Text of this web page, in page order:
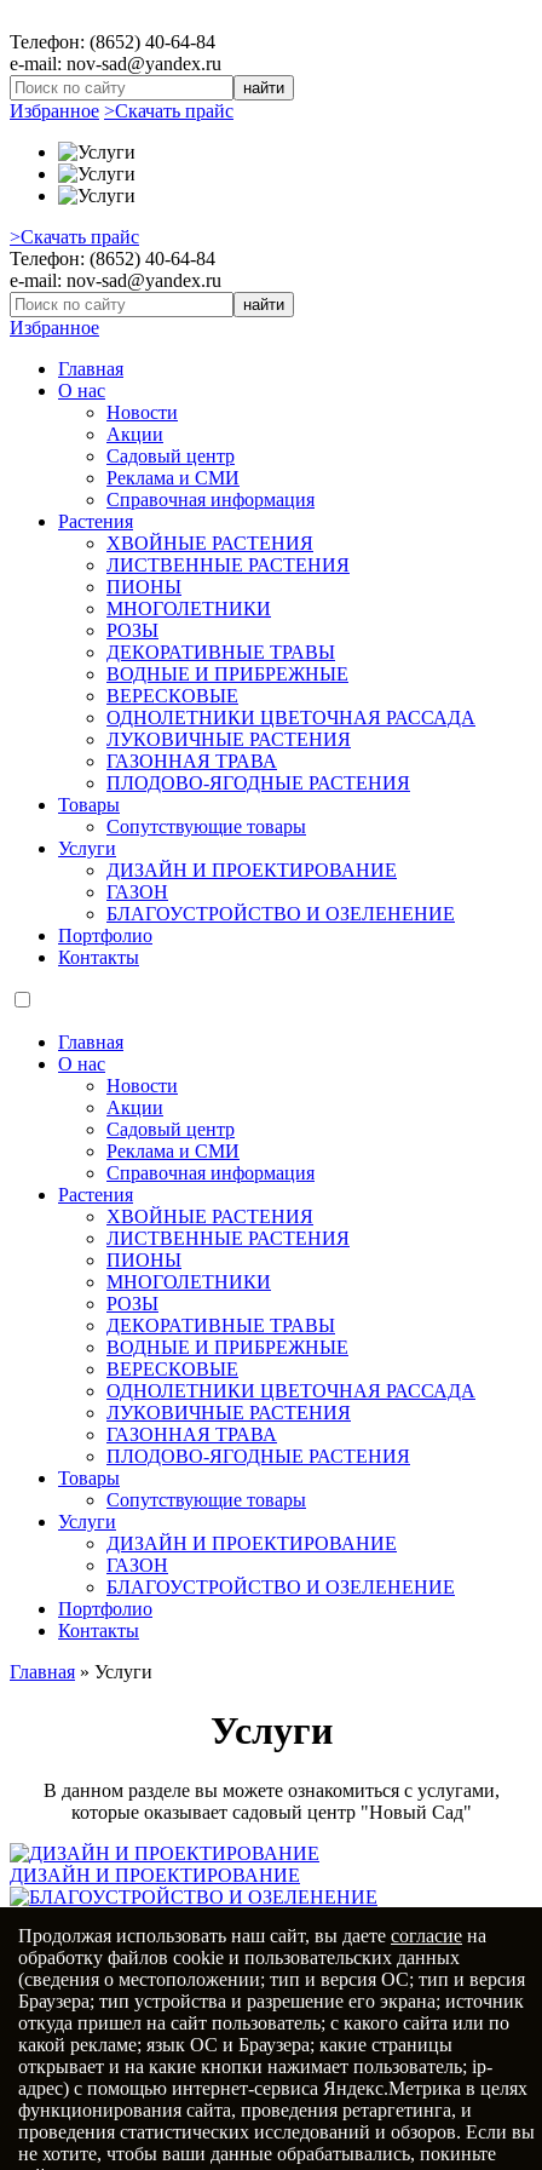
Телефон: (8652) 40-64-84
e-mail: nov-sad@yandex.ru
найти
Избранное >Скачать прайс
>Скачать прайс
Телефон: (8652) 40-64-84
e-mail: nov-sad@yandex.ru
найти
Избранное
Главная
О нас
Новости
Акции
Садовый центр
Реклама и СМИ
Справочная информация
Растения
ХВОЙНЫЕ РАСТЕНИЯ
ЛИСТВЕННЫЕ РАСТЕНИЯ
ПИОНЫ
МНОГОЛЕТНИКИ
РОЗЫ
ДЕКОРАТИВНЫЕ ТРАВЫ
ВОДНЫЕ И ПРИБРЕЖНЫЕ
ВЕРЕСКОВЫЕ
ОДНОЛЕТНИКИ ЦВЕТОЧНАЯ РАССАДА
ЛУКОВИЧНЫЕ РАСТЕНИЯ
ГАЗОННАЯ ТРАВА
ПЛОДОВО-ЯГОДНЫЕ РАСТЕНИЯ
Товары
Сопутствующие товары
Услуги
ДИЗАЙН И ПРОЕКТИРОВАНИЕ
ГАЗОН
БЛАГОУСТРОЙСТВО И ОЗЕЛЕНЕНИЕ
Портфолио
Контакты
Главная
О нас
Новости
Акции
Садовый центр
Реклама и СМИ
Справочная информация
Растения
ХВОЙНЫЕ РАСТЕНИЯ
ЛИСТВЕННЫЕ РАСТЕНИЯ
ПИОНЫ
МНОГОЛЕТНИКИ
РОЗЫ
ДЕКОРАТИВНЫЕ ТРАВЫ
ВОДНЫЕ И ПРИБРЕЖНЫЕ
ВЕРЕСКОВЫЕ
ОДНОЛЕТНИКИ ЦВЕТОЧНАЯ РАССАДА
ЛУКОВИЧНЫЕ РАСТЕНИЯ
ГАЗОННАЯ ТРАВА
ПЛОДОВО-ЯГОДНЫЕ РАСТЕНИЯ
Товары
Сопутствующие товары
Услуги
ДИЗАЙН И ПРОЕКТИРОВАНИЕ
ГАЗОН
БЛАГОУСТРОЙСТВО И ОЗЕЛЕНЕНИЕ
Портфолио
Контакты
Главная » Услуги
Услуги
В данном разделе вы можете ознакомиться с услугами,
которые оказывает садовый центр "Новый Сад"
ДИЗАЙН И ПРОЕКТИРОВАНИЕ
ГАЗОН
Главная
О нас
Растения
Товары
Услуги
Портфолио
Статьи
Контакты
Продолжая использовать наш сайт, вы даете согласие на
обработку файлов cookie и пользовательских данных
(сведения о местоположении; тип и версия ОС; тип и версия
Браузера; тип устройства и разрешение его экрана; источник
откуда пришел на сайт пользователь; с какого сайта или по
какой рекламе; язык ОС и Браузера; какие страницы
открывает и на какие кнопки нажимает пользователь; ip-
адрес) с помощью интернет-сервиса Яндекс.Метрика в целях
функционирования сайта, проведения ретаргетинга, и
проведения статистических исследований и обзоров. Если вы
не хотите, чтобы ваши данные обрабатывались, покиньте